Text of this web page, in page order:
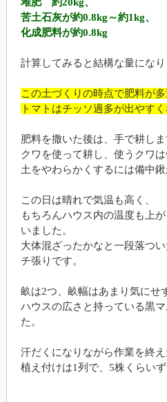
苦土石灰が約0.8kg～約1kg、
化成肥料が約0.8kg
計算してみると結構な量になり
この土づくりの時点で肥料が多
トマトはチッソ過多が出やす
肥料を撒いた後は、手で耕しま
クワを使って耕し、使うクワは
土をやわらかくするには備中
この日は晴れで気温も高く、
もちろんハウス内の温度も上
いました。
大体混ざったかなと一段落つ
チ張りです。
畝は2つ、畝幅はあまり気にせ
ハウスの広さと持っている黒
た。
汗だくになりながら作業を終え
植え付けは1列で、5株くらい